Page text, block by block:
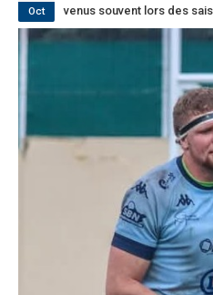
Oct
venus souvent lors des